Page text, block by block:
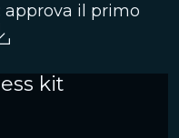
approva il primo
kit